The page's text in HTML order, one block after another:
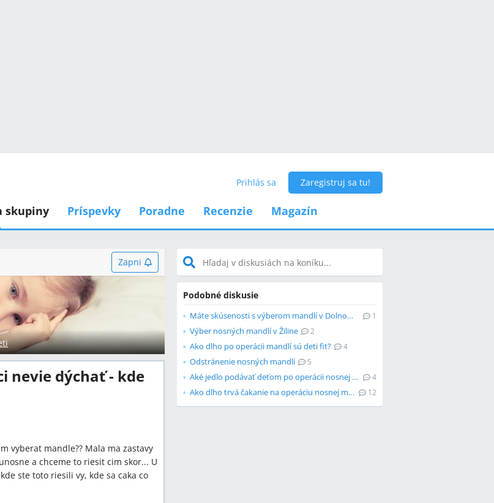
Prihlás sa Zaregistruj sa tu!
skupiny Príspevky Poradne Recenzie Magazín
Zapni
nevie dýchať - kde
vyberat mandle?? Mala ma zastavy
a chceme to riesit cim skor... U
ste toto riesili vy, kde sa caka co
Podobné diskusie
Máte skúsenosti s výberom mandlí v Dolnom Smokovci? 1
Výber nosných mandlí v Žiline 2
Ako dlho po operácii mandlí sú deti fit? 4
Odstránenie nosných mandlí 5
Aké jedlo podávať deťom po operácii nosnej mandle? 4
Ako dlho trvá čakanie na operáciu nosnej mandle? 12